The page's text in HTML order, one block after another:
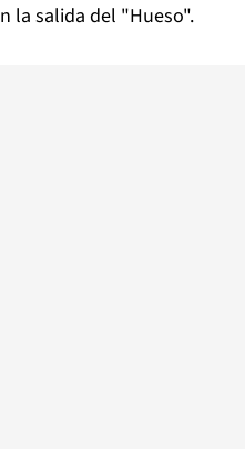
la salida del "Hueso".